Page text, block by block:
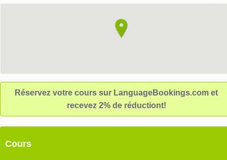
intérêts. Agréée par le ministère grec de l'éducation & membre
Réservez votre cours sur LanguageBookings.com et
recevez 2% de réductiont!
Cours